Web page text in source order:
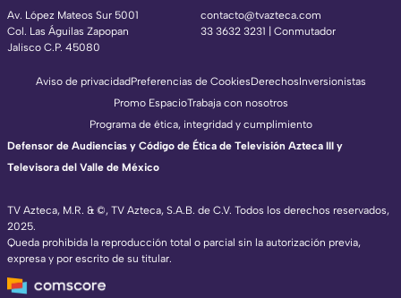
Av. López Mateos Sur 5001
Col. Las Águilas Zapopan
Jalisco C.P. 45080
contacto@tvazteca.com
33 3632 3231 | Conmutador
TV Azteca, M.R. & ©, TV Azteca, S.A.B. de C.V. Todos los derechos reservados,
2025.
Queda prohibida la reproducción total o parcial sin la autorización previa,
expresa y por escrito de su titular.
Aviso de privacidadPreferencias de CookiesDerechosInversionistas
Promo EspacioTrabaja con nosotros
Programa de ética, integridad y cumplimiento
Defensor de Audiencias y Código de Ética de Televisión Azteca III y
Televisora del Valle de México